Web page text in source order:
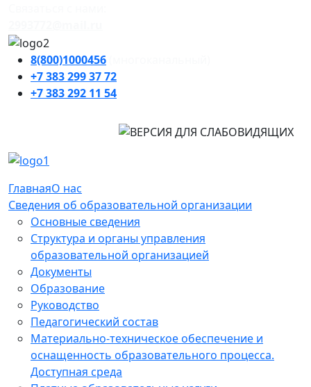
8(800)1000456
+7 383299 37 72
+7 383292 11 54
ГлавнаяО нас
Сведения об образовательной организации
Основные сведения
Структура и органы управления
образовательной организацией
Документы
Образование
Руководство
Педагогический состав
Материально-техническое обеспечение и
оснащенность образовательного процесса.
Доступная среда